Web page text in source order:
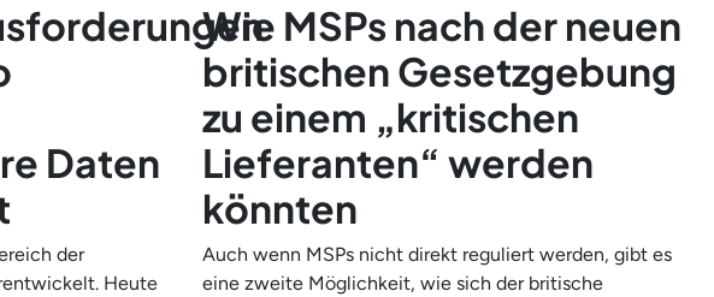
Daten
der
Heute
Wie MSPs nach der neuen
britischen Gesetzgebung
zu einem „kritischen
Lieferanten“ werden
könnten
Auch wenn MSPs nicht direkt reguliert werden, gibt es
eine zweite Möglichkeit, wie sich der britische